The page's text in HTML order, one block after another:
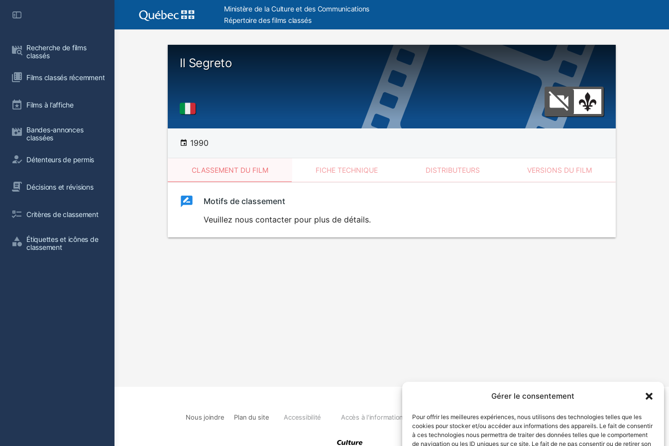
Gérer le consentement
Pour offrir les meilleures expériences, nous utilisons des technologies telles que les
cookies pour stocker et/ou accéder aux informations des appareils. Le fait de consentir
à ces technologies nous permettra de traiter des données telles que le comportement
de navigation ou les ID uniques sur ce site. Le fait de ne pas consentir ou de retirer son
Recherche de films
classés
Films classés récemment
Films à l’affiche
Bandes-annonces
classées
Détenteurs de permis
Décisions et révisions
Critères de classement
Étiquettes et icônes de
classement
Ministère de la Culture et des Communications
Répertoire des films classés
Il Segreto
1990
CLASSEMENT DU FILM FICHE TECHNIQUE DISTRIBUTEURS VERSIONS DU FILM
ClassementClassement
Motifs de classement
Veuillez nous contacter pour plus de détails.
Nous joindre Plan du site Accessibilité Accès à l'information Déclaration de services Politique de confidentialité